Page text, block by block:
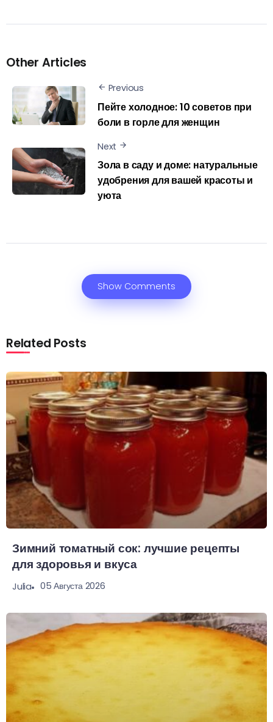
Other Articles
Previous
Пейте холодное: 10 советов при
боли в горле для женщин
Next
Зола в саду и доме: натуральные
удобрения для вашей красоты и
уюта
Show Comments
Related Posts
Зимний томатный сок: лучшие рецепты
для здоровья и вкуса
Julia 05 Августа 2026